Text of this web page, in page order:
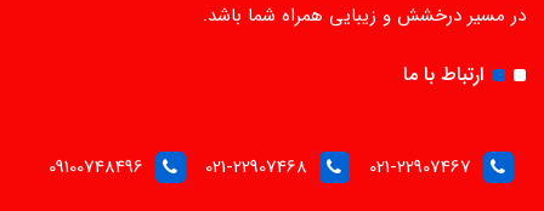
در مسیر درخشش و زیبایی همراه شما باشد.
ارتباط با ما
021-22907467
021-22907468
09100748496